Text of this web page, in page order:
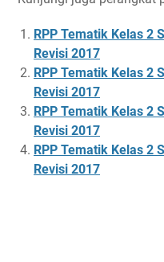
RPP Tematik Kelas 2
Revisi 2017
RPP Tematik Kelas 2
Revisi 2017
RPP Tematik Kelas 2
Revisi 2017
RPP Tematik Kelas 2
Revisi 2017